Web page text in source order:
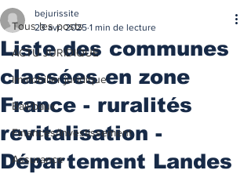
Tous les posts
ACTU JURIDIQUE
Immobilier juridique
Bail/baux
Finances/Investissement
Assurance
Liste des communes
classées en zone
France - ruralités
revitalisation -
Département Landes
bejurissite
23 avr. 2025 1 min de lecture